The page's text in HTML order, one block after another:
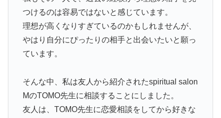
つけるのは容易ではないと感じています。
理想が高くなりすぎているのかもしれませんが、
やはり自分にぴったりの相手と出会いたいと願っ
ています。
そんな中、私は友人から紹介されたspiritual salon
MのTOMO先生に相談することにしました。
友人は、TOMO先生に恋愛相談をしてから好きな